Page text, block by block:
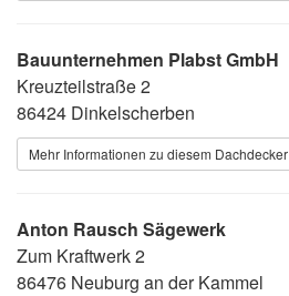
Bauunternehmen Plabst GmbH
Kreuzteilstraße 2
86424 Dinkelscherben
Mehr Informationen zu diesem Dachdecker
Anton Rausch Sägewerk
Zum Kraftwerk 2
86476 Neuburg an der Kammel